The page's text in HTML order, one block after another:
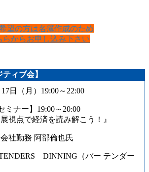
望の方は名簿作成のため
らからお申し込み下さい
ティブ会】
日（月）19:00～22:00
ミナー】19:00～20:00
視点で経済を読み解こう！』
社勤務 阿部倫也氏
DINNING（バー テンダー